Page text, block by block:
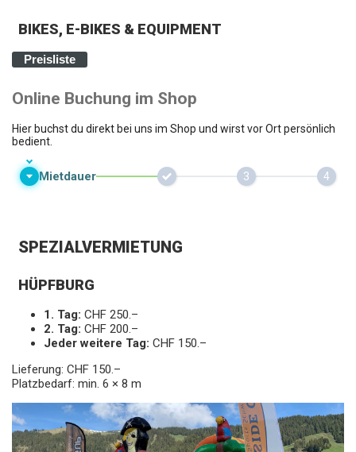
BIKES, E-BIKES & EQUIPMENT
Preisliste
SPEZIALVERMIETUNG
HÜPFBURG
1. Tag: CHF 250.–
2. Tag: CHF 200.–
Jeder weitere Tag: CHF 150.–
Lieferung: CHF 150.–
Platzbedarf: min. 6 × 8 m